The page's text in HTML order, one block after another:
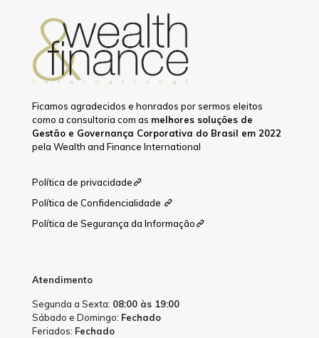
Ficamos agradecidos e honrados por sermos eleitos
como a consultoria com as melhores soluções de
Gestão e Governança Corporativa do Brasil em 2022
pela Wealth and Finance International
Política de privacidade
Política de Confidencialidade
Política de Segurança da Informação
Atendimento
Segunda a Sexta: 08:00 às 19:00
Sábado e Domingo: Fechado
Feriados: Fechado